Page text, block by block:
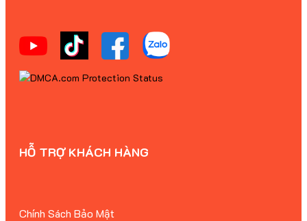
HỖ TRỢ KHÁCH HÀNG
Chính Sách Bảo Mật